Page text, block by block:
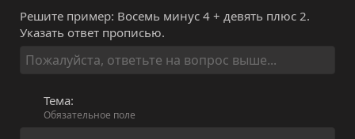
Решите пример: Восемь минус 4 + девять плюс 2.
Указать ответ прописью.
Тема
Обязательное поле